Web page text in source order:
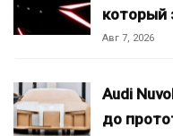
который
Авг 7, 2026
Audi
до